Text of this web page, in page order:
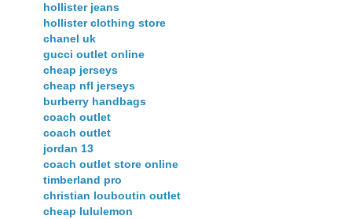
hollister jeans
hollister clothing store
chanel uk
gucci outlet online
cheap jerseys
cheap nfl jerseys
burberry handbags
coach outlet
coach outlet
jordan 13
coach outlet store online
timberland pro
christian louboutin outlet
cheap lululemon